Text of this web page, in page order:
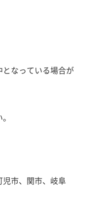
となっている場合が
市、関市、岐阜